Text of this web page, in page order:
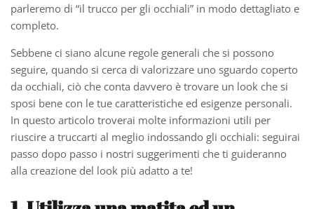
parleremo di “il trucco per gli occhiali” in modo dettagliato e
completo.
Sebbene ci siano alcune regole generali che si possono
seguire, quando si cerca di valorizzare uno sguardo coperto
da occhiali, ciò che conta davvero è trovare un look che si
sposi bene con le tue caratteristiche ed esigenze personali.
In questo articolo troverai molte informazioni utili per
riuscire a truccarti al meglio indossando gli occhiali: seguirai
passo dopo passo i nostri suggerimenti che ti guideranno
alla creazione del look più adatto a te!